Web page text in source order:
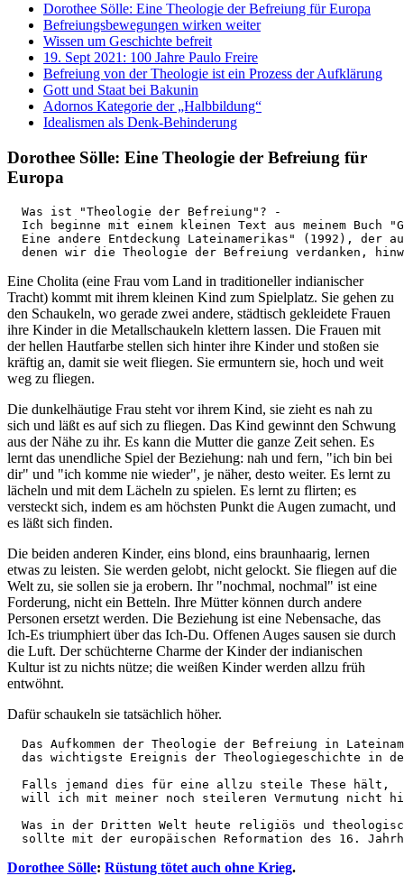
Dorothee Sölle: Eine Theologie der Befreiung für Europa
Befreiungsbewegungen wirken weiter
Wissen um Geschichte befreit
19. Sept 2021: 100 Jahre Paulo Freire
Befreiung von der Theologie ist ein Prozess der Aufklärung
Gott und Staat bei Bakunin
Adornos Kategorie der „Halbbildung“
Idealismen als Denk-Behinderung
Dorothee Sölle: Eine Theologie der Befreiung für
Europa
  Was ist "Theologie der Befreiung"? -
Ich beginne mit einem kleinen Text aus meinem Buch
Eine andere Entdeckung Lateinamerikas" (1992), der
denen wir die Theologie der Befreiung verdanken,
Eine Cholita (eine Frau vom Land in traditioneller indianischer
Tracht) kommt mit ihrem kleinen Kind zum Spielplatz. Sie gehen zu
den Schaukeln, wo gerade zwei andere, städtisch gekleidete Frauen
ihre Kinder in die Metallschaukeln klettern lassen. Die Frauen mit
der hellen Hautfarbe stellen sich hinter ihre Kinder und stoßen sie
kräftig an, damit sie weit fliegen. Sie ermuntern sie, hoch und weit
weg zu fliegen.
Die dunkelhäutige Frau steht vor ihrem Kind, sie zieht es nah zu
sich und läßt es auf sich zu fliegen. Das Kind gewinnt den Schwung
aus der Nähe zu ihr. Es kann die Mutter die ganze Zeit sehen. Es
lernt das unendliche Spiel der Beziehung: nah und fern, "ich bin bei
dir" und "ich komme nie wieder", je näher, desto weiter. Es lernt zu
lächeln und mit dem Lächeln zu spielen. Es lernt zu flirten; es
versteckt sich, indem es am höchsten Punkt die Augen zumacht, und
es läßt sich finden.
Die beiden anderen Kinder, eins blond, eins braunhaarig, lernen
etwas zu leisten. Sie werden gelobt, nicht gelockt. Sie fliegen auf die
Welt zu, sie sollen sie ja erobern. Ihr "nochmal, nochmal" ist eine
Forderung, nicht ein Betteln. Ihre Mütter können durch andere
Personen ersetzt werden. Die Beziehung ist eine Nebensache, das
Ich-Es triumphiert über das Ich-Du. Offenen Auges sausen sie durch
die Luft. Der schüchterne Charme der Kinder der indianischen
Kultur ist zu nichts nütze; die weißen Kinder werden allzu früh
entwöhnt.
Dafür schaukeln sie tatsächlich höher.
Das Aufkommen der Theologie der Befreiung in
das wichtigste Ereignis der Theologiegeschichte in
  Falls jemand dies für eine allzu steile These hält,
will ich mit meiner noch steileren Vermutung nicht
Was in der Dritten Welt heute religiös und
sollte mit der europäischen Reformation des 16.
Dorothee Sölle: Rüstung tötet auch ohne Krieg.